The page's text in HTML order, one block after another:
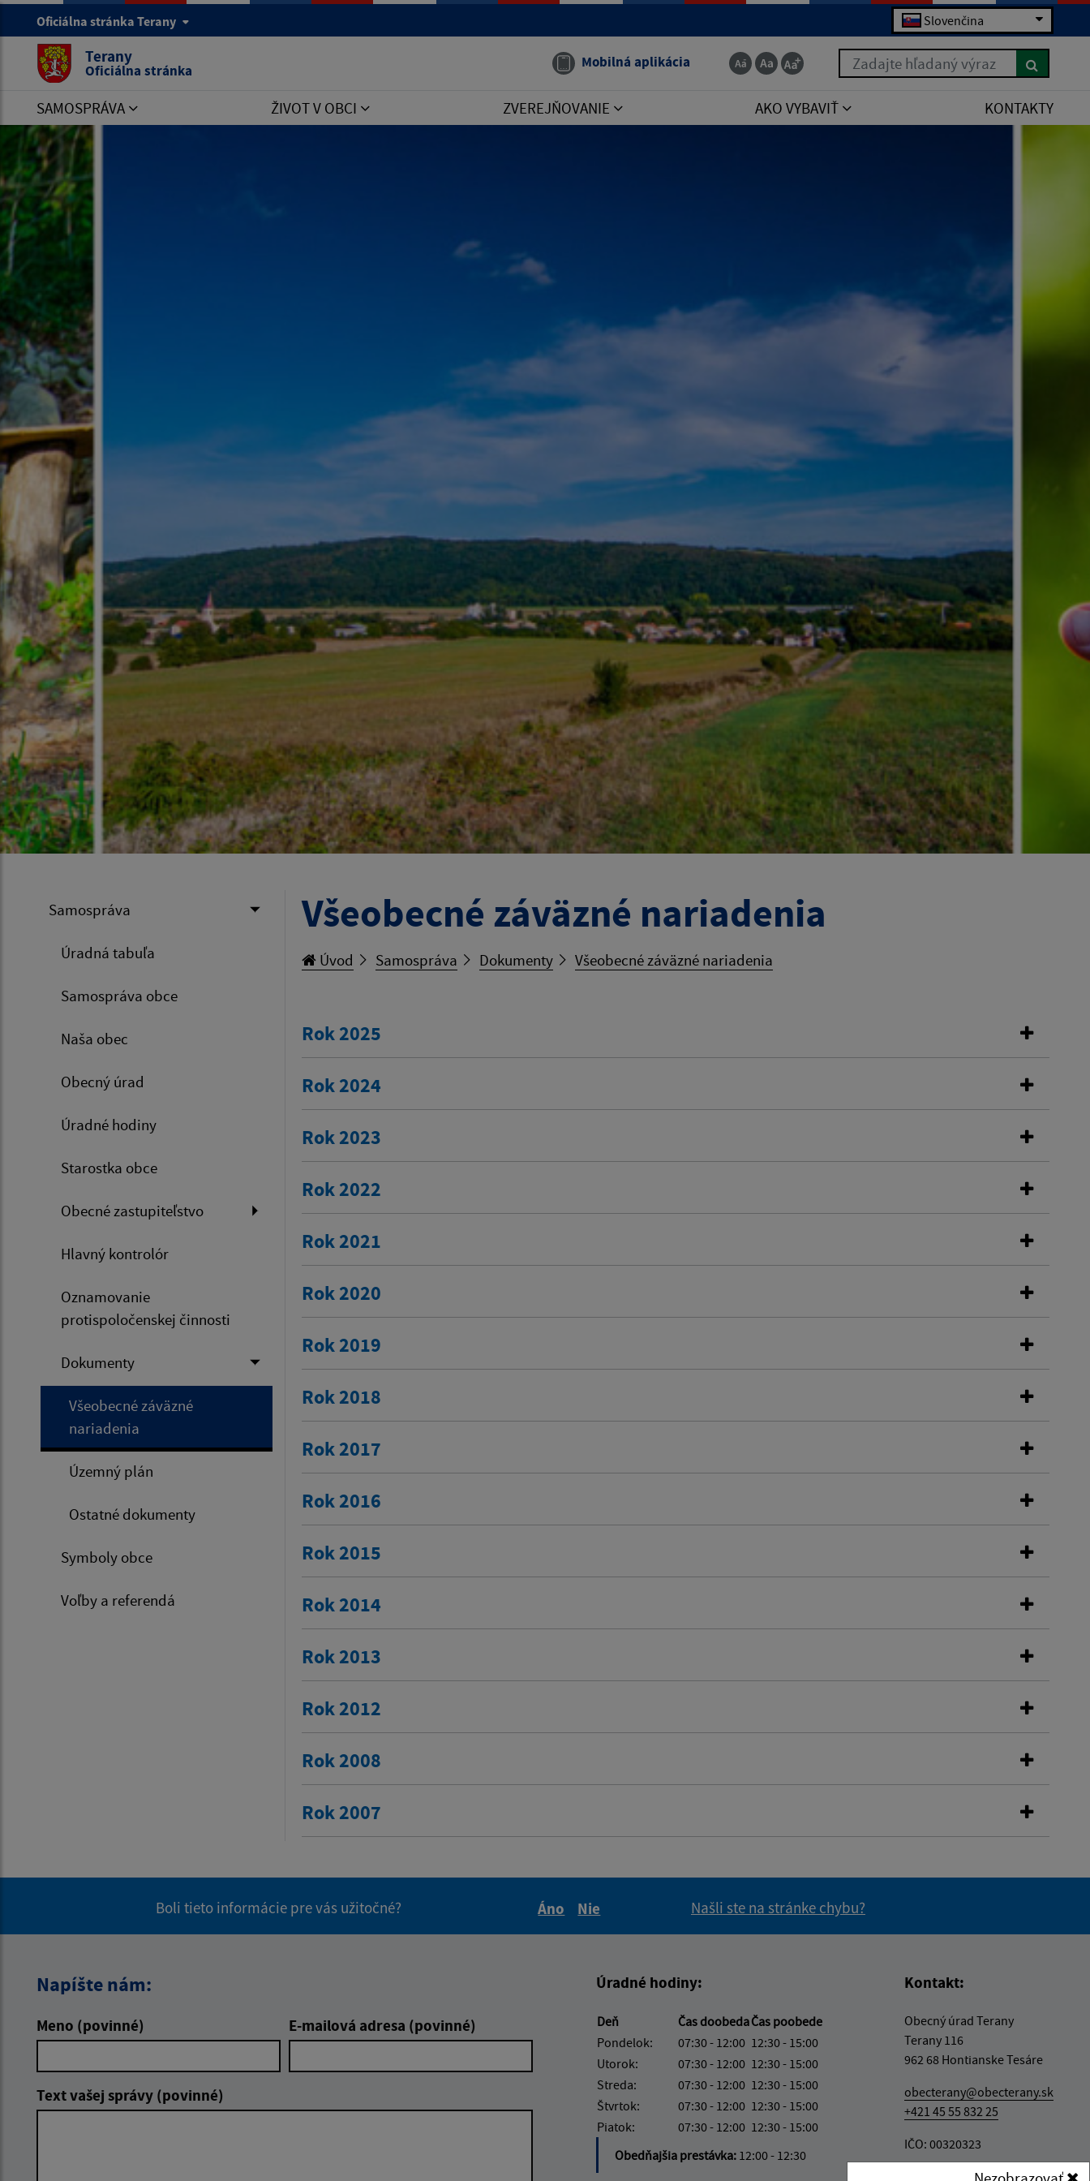
Oficiálna stránka Terany Slovenčina
Terany
Oficiálna stránka Mobilná aplikácia Zadajte hľadaný výraz
SAMOSPRÁVA ŽIVOT V OBCI ZVEREJŇOVANIE AKO VYBAVIŤ KONTAKTY
Samospráva
Úradná tabuľa
Samospráva obce
Naša obec
Obecný úrad
Úradné hodiny
Starostka obce
Obecné zastupiteľstvo
Hlavný kontrolór
Oznamovanie
protispoločenskej činnosti
Dokumenty
Všeobecné záväzné
nariadenia
Územný plán
Ostatné dokumenty
Symboly obce
Voľby a referendá
Všeobecné záväzné nariadenia
Úvod Samospráva Dokumenty Všeobecné záväzné nariadenia
Rok 2025
Rok 2024
Rok 2023
Rok 2022
Rok 2021
Rok 2020
Rok 2019
Rok 2018
Rok 2017
Rok 2016
Rok 2015
Rok 2014
Rok 2013
Rok 2012
Rok 2008
Rok 2007
Boli tieto informácie pre vás užitočné?
Áno
Nie
Našli ste na stránke chybu?
Napíšte nám:
Meno (povinné) E-mailová adresa (povinné)
Text vašej správy (povinné)
Úradné hodiny:
Deň Čas doobedaČas poobede
Pondelok:
07:30 - 12:00 12:30 - 15:00
Utorok:
07:30 - 12:00 12:30 - 15:00
Streda:
07:30 - 12:00 12:30 - 15:00
Štvrtok:
07:30 - 12:00 12:30 - 15:00
Piatok:
07:30 - 12:00 12:30 - 15:00
Obedňajšia prestávka: 12:00 - 12:30
Kontakt:
Obecný úrad Terany
Terany 116
962 68 Hontianske Tesáre
obecterany@obecterany.sk
+421 45 55 832 25
IČO: 00320323